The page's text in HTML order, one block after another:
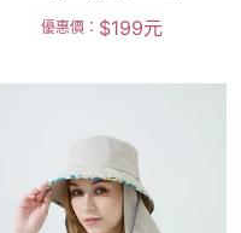
優惠價： $199元